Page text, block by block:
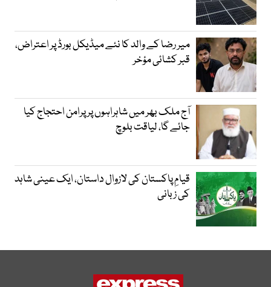
میر رضا کے والد کا نئے میڈیکل بورڈ پر اعتراض،
قبر کشائی مؤخر
آج ملک بھر میں شاہراہوں پر پرامن احتجاج کیا
جائے گا، لیاقت بلوچ
قیامِ پاکستان کی لازوال داستان، ایک عینی شاہد
کی زبانی